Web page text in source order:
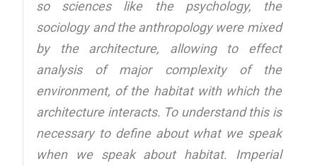
so sciences like the psychology, the
sociology and the anthropology were mixed
by the architecture, allowing to effect
analysis of major complexity of the
environment, of the habitat with which the
architecture interacts. To understand this is
necessary to define about what we speak
when we speak about habitat. Imperial